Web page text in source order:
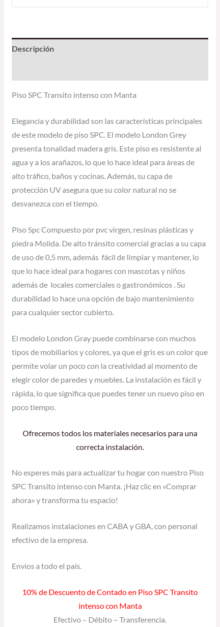
Descripción
Piso SPC Transito intenso con Manta
Elegancia y durabilidad son las características principales
de este modelo de piso SPC. El modelo London Grey
presenta tonalidad madera gris. Este piso es resistente al
agua y a los arañazos, lo que lo hace ideal para áreas de
alto tráfico, baños y cocinas. Además, su capa de
protección UV asegura que su color natural no se
desvanezca con el tiempo.
Piso Spc Compuesto por pvc virgen, resinas plásticas y
piedra Molida. De alto tránsito comercial gracias a su capa
de uso de 0,5 mm, además fácil de limpiar y mantener, lo
que lo hace ideal para hogares con mascotas y niños
además de locales comerciales o gastronómicos . Su
durabilidad lo hace una opción de bajo mantenimiento
para cualquier sector cubierto.
El modelo London Gray puede combinarse con muchos
tipos de mobiliarios y colores, ya que el gris es un color que
permite volar un poco con la creatividad al momento de
elegir color de paredes y muebles. La instalación es fácil y
rápida, lo que significa que puedes tener un nuevo piso en
poco tiempo.
Ofrecemos todos los materiales necesarios para una
correcta instalación.
No esperes más para actualizar tu hogar con nuestro Piso
SPC Transito intenso con Manta. ¡Haz clic en «Comprar
ahora» y transforma tu espacio!
Realizamos instalaciones en CABA y GBA, con personal
efectivo de la empresa.
Envíos a todo el país.
10% de Descuento de Contado en Piso SPC Transito
intenso con Manta
Efectivo – Débito – Transferencia.